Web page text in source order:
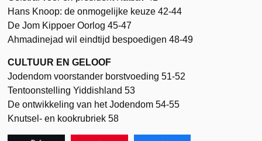
Hans Knoop: de onmogelijke keuze 42-44
De Jom Kippoer Oorlog 45-47
Ahmadinejad wil eindtijd bespoedigen 48-49
CULTUUR EN GELOOF
Jodendom voorstander borstvoeding 51-52
Tentoonstelling Yiddishland 53
De ontwikkeling van het Jodendom 54-55
Knutsel- en kookrubriek 58